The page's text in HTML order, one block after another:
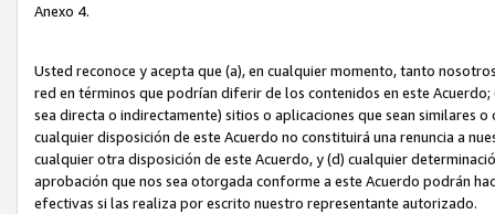
Anexo 4.
Usted reconoce y acepta que (a), en cualquier momento, tanto
red en términos que podrían diferir de los contenidos en este
sea directa o indirectamente) sitios o aplicaciones que sean similares
cualquier disposición de este Acuerdo no constituirá una renuncia a
cualquier otra disposición de este Acuerdo, y (d) cualquier
aprobación que nos sea otorgada conforme a este Acuerdo podrán
efectivas si las realiza por escrito nuestro representante autorizado.